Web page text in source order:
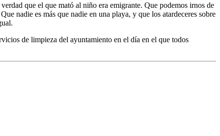
que el que mató al niño era emigrante. Que podemos irnos de
nadie es más que nadie en una playa, y que los atardeceres sobre
de limpieza del ayuntamiento en el día en el que todos